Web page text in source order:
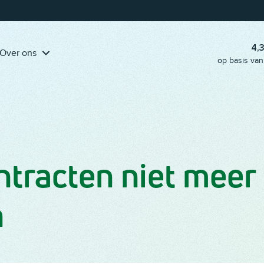
klantreis-template erbij
ons
4,3
op basis
niet meer